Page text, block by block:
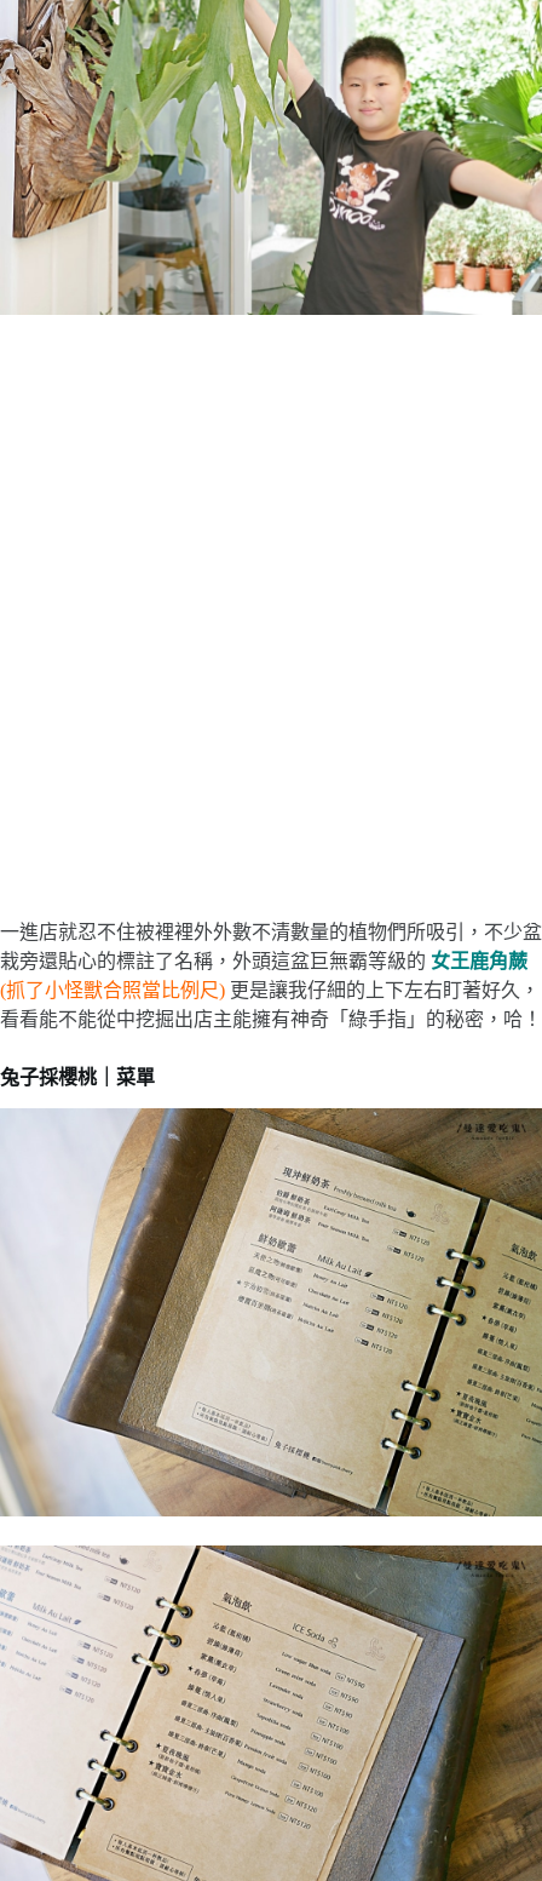
一進店就忍不住被裡裡外外數不清數量的植物們所吸引，不少盆
栽旁還貼心的標註了名稱，外頭這盆巨無霸等級的 女王鹿角蕨
(抓了小怪獸合照當比例尺) 更是讓我仔細的上下左右盯著好久，
看看能不能從中挖掘出店主能擁有神奇「綠手指」的秘密，哈！
兔子採櫻桃｜菜單